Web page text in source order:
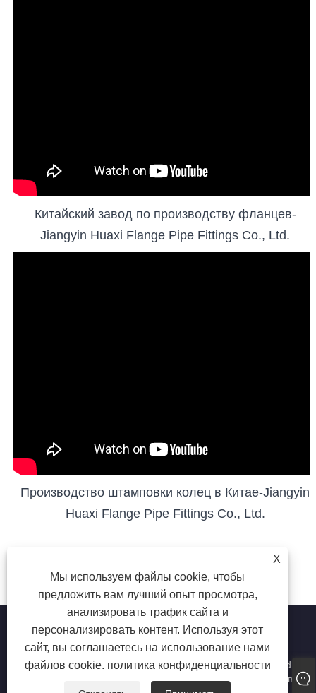
Китайский завод по производству фланцев-
Jiangyin Huaxi Flange Pipe Fittings Co., Ltd.
Производство штамповки колец в Китае-Jiangyin
Huaxi Flange Pipe Fittings Co., Ltd.
X
Мы используем файлы cookie, чтобы
предложить вам лучший опыт просмотра,
анализировать трафик сайта и
персонализировать контент. Используя этот
сайт, вы соглашаетесь на использование нами
файлов cookie. политика конфиденциальности
Copyright © 2022 Jiangyin Huaxi Flange Pipe Fittings Co., Ltd.
- Фланец, кольцевые поковки, трубная арматура - Все права